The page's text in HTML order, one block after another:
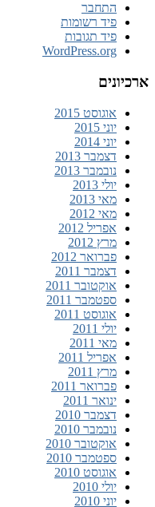
התחבר
פיד רשומות
פיד תגובות
WordPress.org
אוגוסט 2015
דצמבר 2013
נובמבר 2013
מאי 2013
מאי 2012
אפריל 2012
מרץ 2012
פברואר 2012
דצמבר 2011
אוקטובר 2011
ספטמבר 2011
אוגוסט 2011
מאי 2011
אפריל 2011
מרץ 2011
פברואר 2011
ינואר 2011
דצמבר 2010
נובמבר 2010
אוקטובר 2010
ספטמבר 2010
אוגוסט 2010